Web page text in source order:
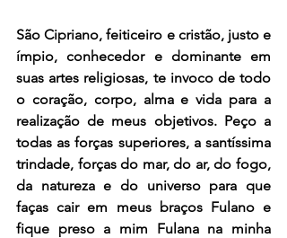
São Cipriano, feiticeiro e cristão, justo e
ímpio, conhecedor e dominante em
suas artes religiosas, te invoco de todo
o coração, corpo, alma e vida para a
realização de meus objetivos. Peço a
todas as forças superiores, a santíssima
trindade, forças do mar, do ar, do fogo,
da natureza e do universo para que
faças cair em meus braços Fulano e
fique preso a mim Fulana na minha